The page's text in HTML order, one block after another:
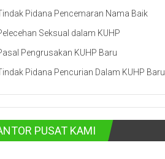
Pidana Pencemaran Nama Baik
Seksual dalam KUHP
Pengrusakan KUHP Baru
Pidana Pencurian Dalam KUHP Baru
PUSAT KAMI